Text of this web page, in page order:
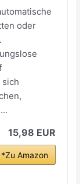
oder
15,98 EUR
*Zu Amazon